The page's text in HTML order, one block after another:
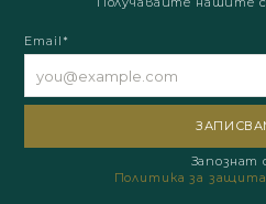
Email*
Запознат
Политика за